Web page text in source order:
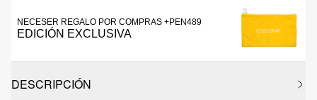
NECESER REGALO POR COMPRAS +PEN489
EDICIÓN EXCLUSIVA
DESCRIPCIÓN